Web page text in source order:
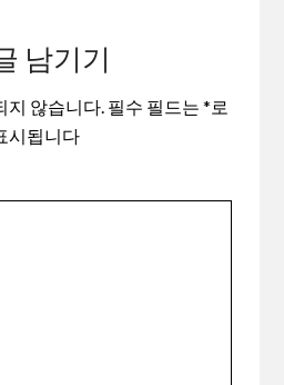
남기기
지 않습니다. 필수 필드는 *로
시됩니다